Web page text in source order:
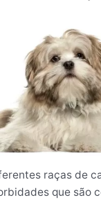
raças de
que são